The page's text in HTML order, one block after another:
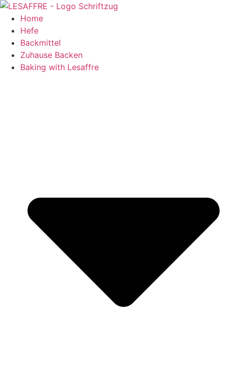
Zum
Inhalt
springen
Home
Hefe
Backmittel
Zuhause Backen
Baking with Lesaffre